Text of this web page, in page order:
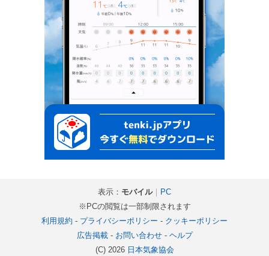
表示： モバイル｜ PC
※PCの閲覧は一部制限されます
利用規約 - プライバシーポリシー - クッキーポリシー
広告掲載- お問い合わせ- ヘルプ
(C) 2026 日本気象協会